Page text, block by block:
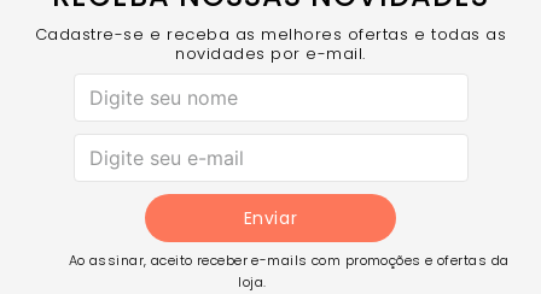
Cadastre-se e receba as melhores ofertas e todas as
novidades por e-mail.
Enviar
Ao assinar, aceito receber e-mails com promoções e ofertas da
loja.